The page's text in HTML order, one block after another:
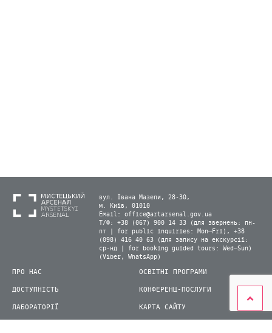
вул. Івана Мазепи, 28-30,
м. Київ, 01010
Email: office@artarsenal.gov.ua
Т/Ф: +38 (067) 900 14 33 (для звернень: пн-
пт | for public inquiries: Mon–Fri), +38
(098) 416 40 63 (для запису на екскурсії:
ср-нд | for booking guided tours: Wed–Sun)
(Viber, WhatsApp)
ПРО НАС
ДОСТУПНІСТЬ
ЛАБОРАТОРІЇ
ОСВІТНІ ПРОГРАМИ
КОНФЕРЕНЦ-ПОСЛУГИ
КАРТА САЙТУ